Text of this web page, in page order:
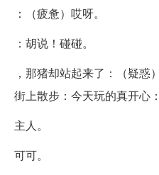
：（疲惫）哎呀。
：胡说！碰碰。
，那猪却站起来了：（疑惑
街上散步：今天玩的真开心
主人。
可可。